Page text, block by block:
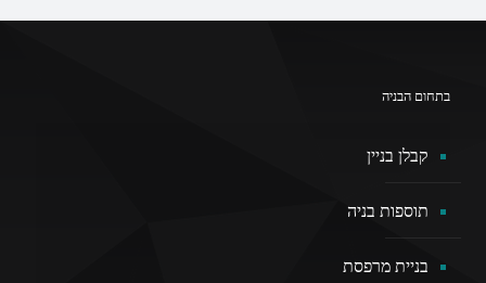
בתחום הבניה
קבלן בניין
תוספות בניה
בניית מרפסת